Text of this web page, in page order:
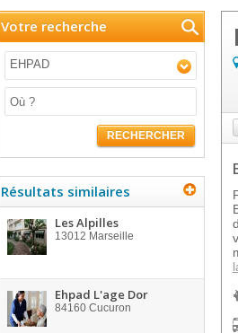
Votre recherche
EHPAD
RECHERCHER
Résultats similaires
Les Alpilles
13012 Marseille
Ehpad L'age Dor
84160 Cucuron